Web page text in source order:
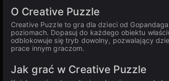
O Creative Puzzle
Creative Puzzle to gra dla dzieci od
poziomach. Dopasuj do każdego obiektu
odblokowuje się tryb dowolny, pozwalający
prace innym graczom.
Jak grać w Creative Puzzle